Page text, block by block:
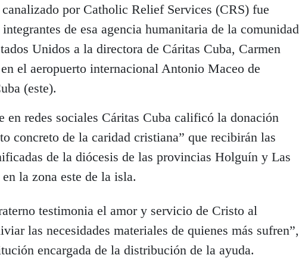
por Catholic Relief Services (CRS) fue
de esa agencia humanitaria de la comunidad
Unidos a la directora de Cáritas Cuba, Carmen
el aeropuerto internacional Antonio Maceo de
(este).
en redes sociales Cáritas Cuba calificó la donación
concreto de la caridad cristiana” que recibirán las
de la diócesis de las provincias Holguín y Las
la zona este de la isla.
testimonia el amor y servicio de Cristo al
las necesidades materiales de quienes más sufren”,
encargada de la distribución de la ayuda.